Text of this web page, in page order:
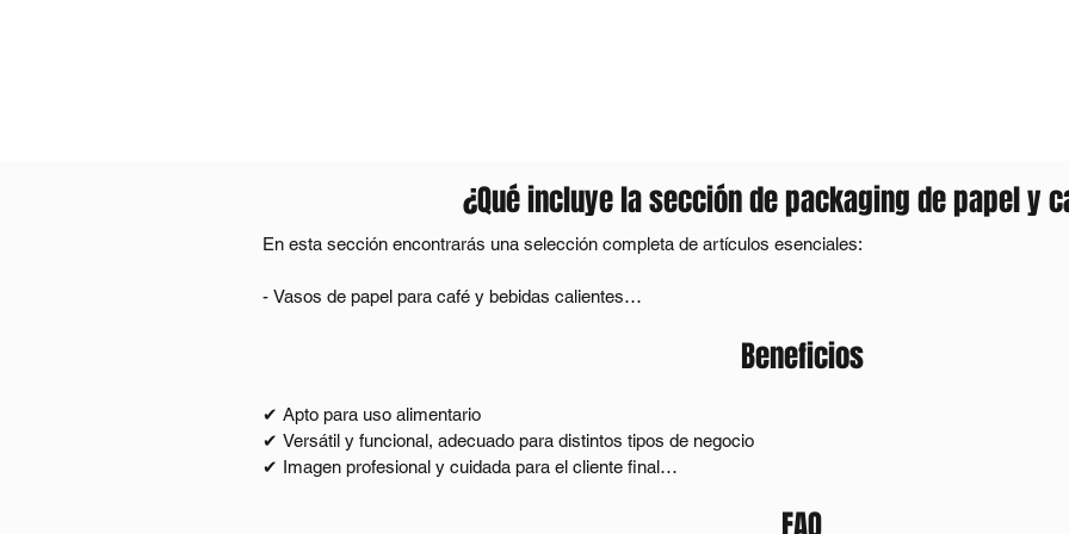
¿Qué incluye la sección de packaging de papel y
En esta sección encontrarás una selección completa de artículos esenciales:
- Vasos de papel para café y bebidas calientes
- Papel mecha
- Papel higiénico
- Rollos de papel para datáfono
Beneficios
✔ Apto para uso alimentario
✔ Versátil y funcional, adecuado para distintos tipos de negocio
✔ Imagen profesional y cuidada para el cliente final